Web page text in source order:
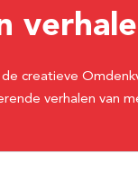
de creatieve
verhalen van